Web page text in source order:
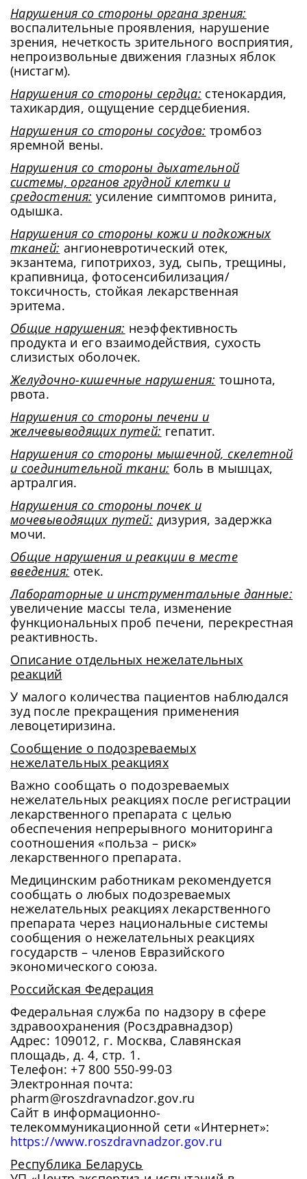
Нарушения со стороны органа зрения:
воспалительные проявления, нарушение
зрения, нечеткость зрительного восприятия,
непроизвольные движения глазных яблок
(нистагм).
Нарушения со стороны сердца: стенокардия,
тахикардия, ощущение сердцебиения.
Нарушения со стороны сосудов: тромбоз
яремной вены.
Нарушения со стороны дыхательной
системы, органов грудной клетки и
средостения: усиление симптомов ринита,
одышка.
Нарушения со стороны кожи и подкожных
тканей: ангионевротический отек,
экзантема, гипотрихоз, зуд, сыпь, трещины,
крапивница, фотосенсибилизация/
токсичность, стойкая лекарственная
эритема.
Общие нарушения: неэффективность
продукта и его взаимодействия, сухость
слизистых оболочек.
Желудочно-кишечные нарушения: тошнота,
рвота.
Нарушения со стороны печени и
желчевыводящих путей: гепатит.
Нарушения со стороны мышечной, скелетной
и соединительной ткани: боль в мышцах,
артралгия.
Нарушения со стороны почек и
мочевыводящих путей: дизурия, задержка
мочи.
Общие нарушения и реакции в месте
введения: отек.
Лабораторные и инструментальные данные:
увеличение массы тела, изменение
функциональных проб печени, перекрестная
реактивность.
Описание отдельных нежелательных
реакций
У малого количества пациентов наблюдался
зуд после прекращения применения
левоцетиризина.
Сообщение о подозреваемых
нежелательных реакциях
Важно сообщать о подозреваемых
нежелательных реакциях после регистрации
лекарственного препарата с целью
обеспечения непрерывного мониторинга
соотношения «польза – риск»
лекарственного препарата.
Медицинским работникам рекомендуется
сообщать о любых подозреваемых
нежелательных реакциях лекарственного
препарата через национальные системы
сообщения о нежелательных реакциях
государств – членов Евразийского
экономического союза.
Российская Федерация
Федеральная служба по надзору в сфере
здравоохранения (Росздравнадзор)
Адрес: 109012, г. Москва, Славянская
площадь, д. 4, стр. 1.
Телефон: +7 800 550-99-03
Электронная почта:
pharm@roszdravnadzor.gov.ru
Сайт в информационно-
телекоммуникационной сети «Интернет»:
https://www.roszdravnadzor.gov.ru
Республика Беларусь